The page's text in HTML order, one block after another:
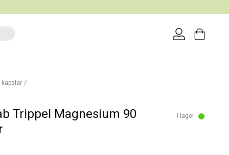
kapslar
Trippel Magnesium 90
I lager